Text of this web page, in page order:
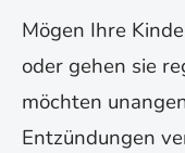
Mögen Ihre
oder gehen sie
möchten
Entzündungen